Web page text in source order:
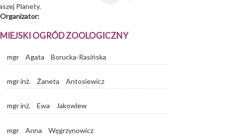
Planety.
Organizator:
MIEJSKI OGRÓD ZOOLOGICZNY
mgr Agata Borucka-Rasińska
mgr inż. Żaneta Antosiewicz
mgr inż. Ewa Jakowlew
mgr Anna Węgrzynowicz